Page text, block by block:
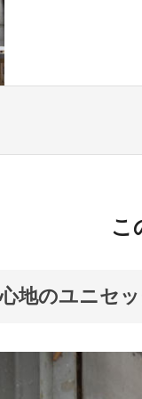
こ
地のユニセ